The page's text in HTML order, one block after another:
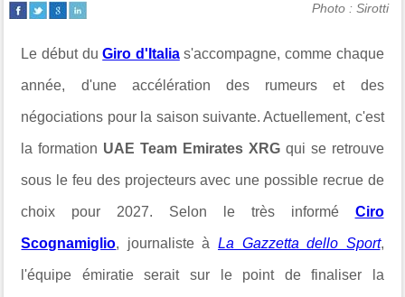
Photo : Sirotti
Le début duGiro d'Italias'accompagne, comme chaque
année, d'une accélération des rumeurs et des
négociations pour la saison suivante. Actuellement, c'est
la formation UAE Team Emirates XRGqui se retrouve
sous le feu des projecteurs avec une possible recrue de
choix pour 2027. Selon le très informé Ciro
Scognamiglio, journaliste à La Gazzetta dello Sport,
l'équipe émiratie serait sur le point de finaliser la